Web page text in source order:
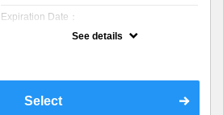
Expiration Date：
新規限定の平日のみのクーポンです★
平日クーポン●シャンプーブロー込●ロング料
提案させて頂きます●選べるシャンプー付き●
See details
Select